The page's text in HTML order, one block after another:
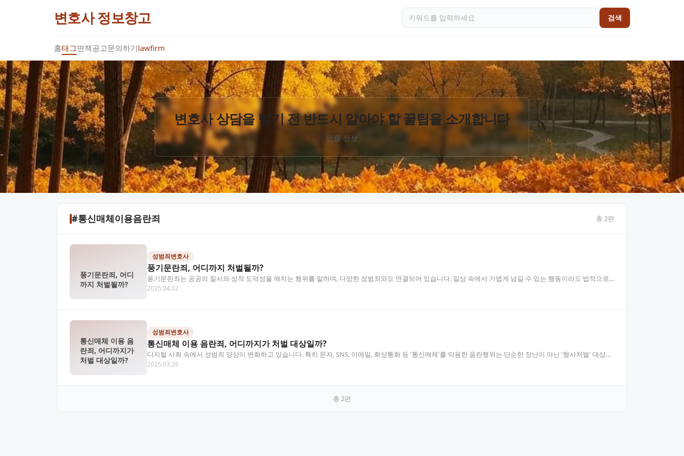
변호사 정보창고 검색
홈태그면책공고문의하기lawfirm
변호사 상담을 받기 전 반드시 알아야 할 꿀팁을 소개합니다
법률 정보
#통신매체이용음란죄 총 2편
풍기문란죄, 어디
까지 처벌될까?
성범죄변호사
풍기문란죄, 어디까지 처벌될까?
풍기문란죄는 공공의 질서와 성적 도덕성을 해치는 행위를 말하며, 다양한 성범죄와도 연결되어 있습니다. 일상 속에서 가볍게 넘길 수 있는 행동이라도 법적으로
는 풍기문란죄로 문제될 수…
2025.04.02
통신매체 이용 음
란죄, 어디까지가
처벌 대상일까?
성범죄변호사
통신매체 이용 음란죄, 어디까지가 처벌 대상일까?
디지털 사회 속에서 성범죄 양상이 변화하고 있습니다. 특히 문자, SNS, 이메일, 화상통화 등 '통신매체'를 악용한 음란행위는 단순한 장난이 아닌 '형사처벌' 대상입
니다. 본 글…
2025.03.26
총 2편